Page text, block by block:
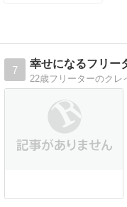
7
幸せになるフリー
22歳フリーターのクレ